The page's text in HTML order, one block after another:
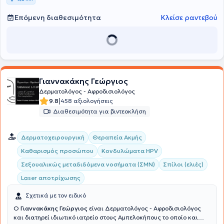
σεξουαλικώς μεταδιδόμενα νοσήματα (κονδυλώματα, μολυσματική
τέρμινθος, έρπητας), στη δερματοχειρουργική & επεμβατική
δερματολογία (laser για αποκατάσταση ουλών, αποτρίχωση,
εμφυτεύματα και νήματα, αυτόλογους παράγοντες,
δερματοσκόπηση, κρυοθεραπεία καιοντοφόρεση για υπεριδρωσία).
Επόμενη διαθεσιμότητα Κλείσε ραντεβού
Γιαννακάκης Γεώργιος
Δερματολόγος - Αφροδισιολόγος
9.8|458 αξιολογήσεις
Διαθεσιμότητα για βιντεοκλήση
Δερματοχειρουργική
Θεραπεία Ακμής
Καθαρισμός προσώπου
Κονδυλώματα HPV
Σεξουαλικώς μεταδιδόμενα νοσήματα (ΣΜΝ)
Σπίλοι (ελιές)
Laser αποτρίχωσης
Σχετικά με τον ειδικό
Ο Γιαννακάκης Γεώργιος είναι Δερματολόγος - Αφροδισιολόγος
και διατηρεί ιδιωτικό ιατρείο στους Αμπελοκήπους το οποίο και